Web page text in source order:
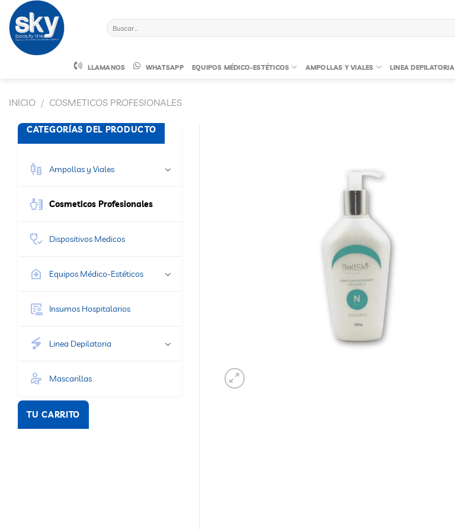
Saltar
contenido
Buscar
por:
LLAMANOS WHATSAPP EQUIPOS MÉDICO-ESTÉTICOS AMPOLLAS Y VIALES LINEA DEPILATORIA
INICIO / COSMETICOS PROFESIONALES
CATEGORÍAS DEL PRODUCTO
Ampollas y Viales
Cosmeticos Profesionales
Dispositivos Medicos
Equipos Médico-Estéticos
Insumos Hospitalarios
Linea Depilatoria
Mascarillas
TU CARRITO